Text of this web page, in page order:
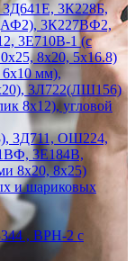
3К228Б,
3К227ВФ2,
3Е710В-1 (с
8х20, 5х16.8)
мм),
3Л722(ЛШ156)
8х12), угловой
3Д711, ОШ224,
3Е184В,
8х20, 8х25)
и шариковых
, ВРН-2 с